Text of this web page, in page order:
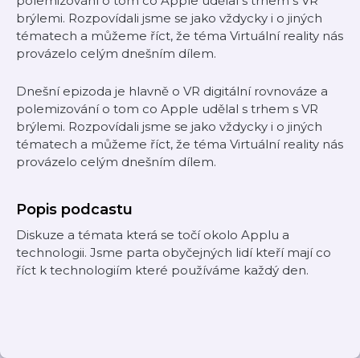
brýlemi. Rozpovídali jsme se jako vždycky i o jiných
tématech a můžeme říct, že téma Virtuální reality nás
provázelo celým dnešním dílem.
Dnešní epizoda je hlavně o VR digitální rovnováze a
polemizování o tom co Apple udělal s trhem s VR
brýlemi. Rozpovídali jsme se jako vždycky i o jiných
tématech a můžeme říct, že téma Virtuální reality nás
provázelo celým dnešním dílem.
Popis podcastu
Diskuze a témata která se točí okolo Applu a
technologii. Jsme parta obyčejných lidí kteří mají co
říct k technologiím které používáme každý den.